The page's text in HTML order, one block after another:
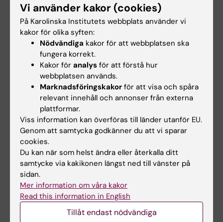
Laestadius A; Melen E; Bjorkander S;
Saghafian-Hedengren S
Alla författare
Alla övriga publikationer
REVIEW:COCHRANE DATABASE OF
SYSTEMATIC REVIEWS.2017;12(12):CD011300
Immunotherapy (excluding checkpoint
inhibitors) for stage I to III non-small cell lung
cancer treated with surgery or radiotherapy
with curative intent
Zhu J; Li R; Tiselius E; Roudi R; Teghararian O;
Suo C; Song H
Alla författare
Forskningsområden:
Immunologi inom det medicinska området
Vi använder kakor (cookies)
På Karolinska Institutets webbplats använder vi
kakor för olika syften:
Nödvändiga kakor för att webbplatsen ska
fungera korrekt.
Kakor för analys för att förstå hur
webbplatsen används.
Marknadsföringskakor för att visa och spåra
relevant innehåll och annonser från externa
plattformar.
Viss information kan överföras till länder utanför EU.
Genom att samtycka godkänner du att vi sparar
cookies.
Du kan när som helst ändra eller återkalla ditt
samtycke via kakikonen längst ned till vänster på
sidan.
Mer information om våra kakor
Read this information in English
Tillåt endast nödvändiga